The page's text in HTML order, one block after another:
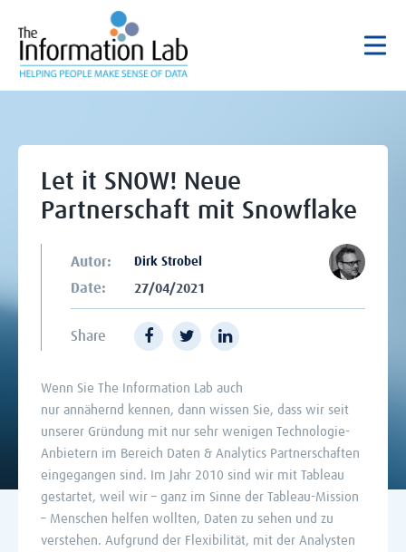
Let it SNOW! Neue
Partnerschaft mit Snowflake
Autor: Dirk Strobel
Date: 27/04/2021
Share
Wenn Sie The Information Lab auch
nur annähernd kennen, dann wissen Sie, dass wir seit
unserer Gründung mit nur sehr wenigen Technologie-
Anbietern im Bereich Daten & Analytics Partnerschaften
eingegangen sind. Im Jahr 2010 sind wir mit Tableau
gestartet, weil wir – ganz im Sinne der Tableau-Mission
– Menschen helfen wollten, Daten zu sehen und zu
verstehen. Aufgrund der Flexibilität, mit der Analysten